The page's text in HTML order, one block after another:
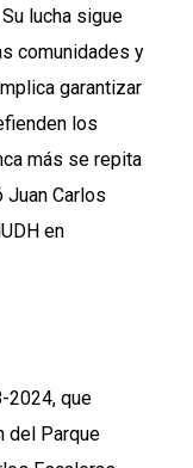
lucha sigue
comunidades y
garantizar
los
más se repita
Juan Carlos
en
2024, que
del Parque